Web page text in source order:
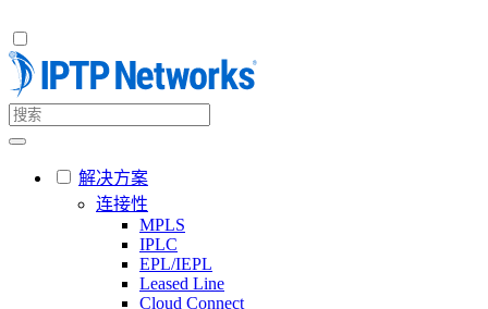
解决方案
连接性
MPLS
IPLC
EPL/IEPL
Leased Line
Cloud Connect